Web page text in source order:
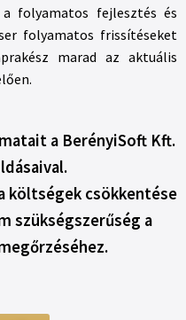
folyamatos fejlesztés és
folyamatos frissítéseket
marad az aktuális
a BerényiSoft Kft.
költségek csökkentése
szükségszerűség a